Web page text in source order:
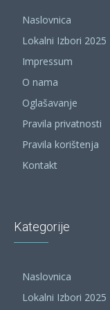
Naslovnica
Lokalni Izbori 2025
Impressum
O nama
Oglašavanje
Pravila privatnosti
Pravila korištenja
Kontakt
Kategorije
Naslovnica
Lokalni Izbori 2025